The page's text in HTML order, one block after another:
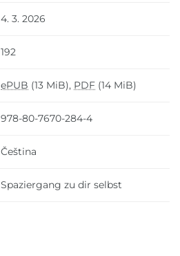
4. 3. 2026
192
ePUB (13 MiB), PDF (14 MiB)
978-80-7670-284-4
Čeština
Spaziergang zu dir selbst